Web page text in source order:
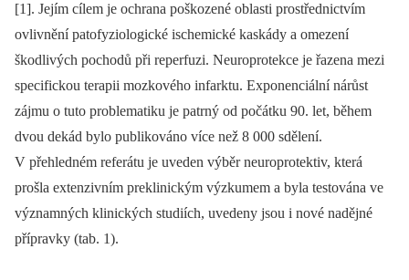
[1]. Jejím cílem je ochrana poškozené oblasti prostřednictvím
ovlivnění patofyziologické ischemické kaskády a omezení
škodlivých pochodů při reperfuzi. Neuroprotekce je řazena mezi
specifickou terapii mozkového infarktu. Exponenciální nárůst
zájmu o tuto problematiku je patrný od počátku 90. let, během
dvou dekád bylo publikováno více než 8 000 sdělení.
V přehledném referátu je uveden výběr neuroprotektiv, která
prošla extenzivním preklinickým výzkumem a byla testována ve
významných klinických studiích, uvedeny jsou i nové nadějné
přípravky (tab. 1).